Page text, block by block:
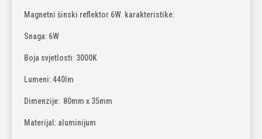
Magnetni šinski reflektor 6W. karakteristike:
Snaga: 6W
Boja svjetlosti: 3000K
Lumeni: 440lm
Dimenzije: 80mm x 35mm
Materijal: aluminijum